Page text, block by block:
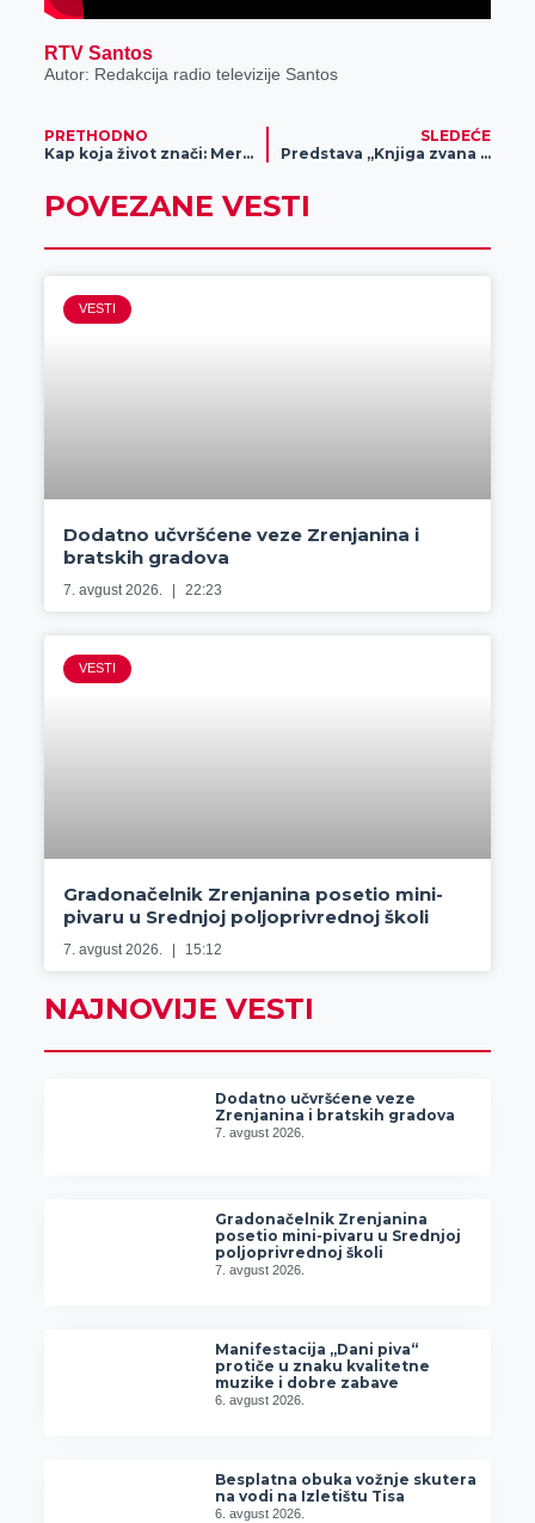
RTV Santos
Autor: Redakcija radio televizije Santos
PRETHODNO
Kap koja život znači: Meridian fondacija primer humanosti u akcijama davanja krvi
SLEDEĆE
Predstava „Knjiga zvana život“ u izvođenju baletskog studija Golden Way
POVEZANE VESTI
VESTI
Dodatno učvršćene veze Zrenjanina i
bratskih gradova
7. avgust 2026. 22:23
VESTI
Gradonačelnik Zrenjanina posetio mini-
pivaru u Srednjoj poljoprivrednoj školi
7. avgust 2026. 15:12
NAJNOVIJE VESTI
Dodatno učvršćene veze
Zrenjanina i bratskih gradova
7. avgust 2026.
Gradonačelnik Zrenjanina
posetio mini-pivaru u Srednjoj
poljoprivrednoj školi
7. avgust 2026.
Manifestacija „Dani piva“
protiče u znaku kvalitetne
muzike i dobre zabave
6. avgust 2026.
Besplatna obuka vožnje skutera
na vodi na Izletištu Tisa
6. avgust 2026.